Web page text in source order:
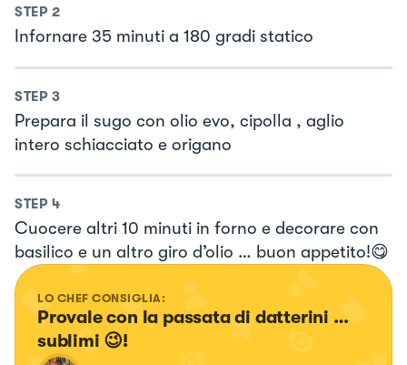
STEP 2
Infornare 35 minuti a 180 gradi statico
STEP 3
Prepara il sugo con olio evo, cipolla , aglio
intero schiacciato e origano
STEP 4
Cuocere altri 10 minuti in forno e decorare con
basilico e un altro giro d’olio … buon appetito!😋
LO CHEF CONSIGLIA:
Provale con la passata di datterini …
sublimi 😉!